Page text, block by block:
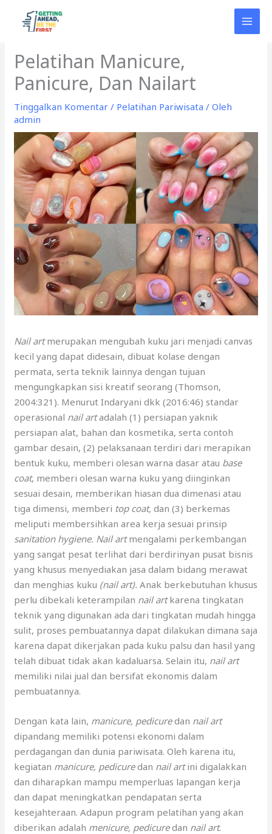
Pelatihan Manicure,
Panicure, Dan Nailart
Tinggalkan Komentar / Pelatihan Pariwisata / Oleh
admin
Nail artmerupakan mengubah kuku jari menjadi canvas
kecil yang dapat didesain, dibuat kolase dengan
permata, serta teknik lainnya dengan tujuan
mengungkapkan sisi kreatif seorang (Thomson,
2004:321). Menurut Indaryani dkk (2016:46) standar
operasional nail artadalah (1) persiapan yaknik
persiapan alat, bahan dan kosmetika, serta contoh
gambar desain, (2) pelaksanaan terdiri dari merapikan
bentuk kuku, memberi olesan warna dasar atau base
coat, memberi olesan warna kuku yang diinginkan
sesuai desain, memberikan hiasan dua dimenasi atau
tiga dimensi, memberi top coat,dan (3) berkemas
meliputi membersihkan area kerja sesuai prinsip
sanitation hygiene. Nail artmengalami perkembangan
yang sangat pesat terlihat dari berdirinyan pusat bisnis
yang khusus menyediakan jasa dalam bidang merawat
dan menghias kuku (nail art).Anak berkebutuhan khusus
perlu dibekali keterampilan nail artkarena tingkatan
teknik yang digunakan ada dari tingkatan mudah hingga
sulit, proses pembuatannya dapat dilakukan dimana saja
karena dapat dikerjakan pada kuku palsu dan hasil yang
telah dibuat tidak akan kadaluarsa. Selain itu, nail art
memiliki nilai jual dan bersifat ekonomis dalam
pembuatannya.
Dengan kata lain, manicure, pedicuredan nail art
dipandang memiliki potensi ekonomi dalam
perdagangan dan dunia pariwisata. Oleh karena itu,
kegiatan manicure, pedicuredan nail artini digalakkan
dan diharapkan mampu memperluas lapangan kerja
dan dapat meningkatkan pendapatan serta
kesejahteraan. Adapun program pelatihan yang akan
diberikan adalah menicure, pedicuredan nail art.